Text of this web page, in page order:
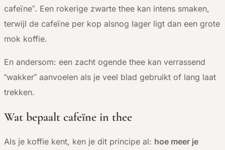
cafeïne”. Een rokerige zwarte thee kan intens smaken,
terwijl de cafeïne per kop alsnog lager ligt dan een grote
mok koffie.
En andersom: een zacht ogende thee kan verrassend
“wakker” aanvoelen als je veel blad gebruikt of lang laat
trekken.
Wat bepaalt cafeïne in thee
Als je koffie kent, ken je dit principe al: hoe meer je